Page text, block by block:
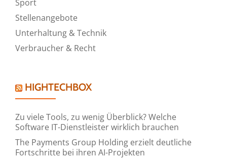
Sport
Stellenangebote
Unterhaltung & Technik
Verbraucher & Recht
HIGHTECHBOX
Zu viele Tools, zu wenig Überblick? Welche
Software IT-Dienstleister wirklich brauchen
The Payments Group Holding erzielt deutliche
Fortschritte bei ihren AI-Projekten